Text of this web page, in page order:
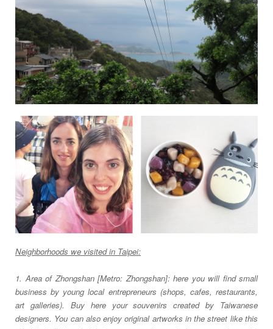
Neighborhoods we visited in Taipei:
1. Area of Zhongshan [Metro: Zhongshan]: here you will find small
business by young local entrepreneurs (shops, cafes, restaurants,
art galleries). Buy here your souvenirs created by Taiwanese
designers. You can also enjoy original artworks in the street like this